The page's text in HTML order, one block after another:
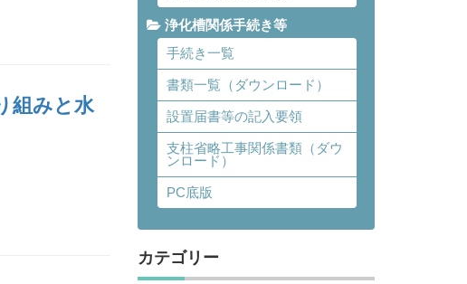
組みと水
浄化槽関係手続き等
手続き一覧
書類一覧（ダウンロード）
設置届書等の記入要領
支柱省略工事関係書類（ダウ
ンロード）
PC底版
カテゴリー